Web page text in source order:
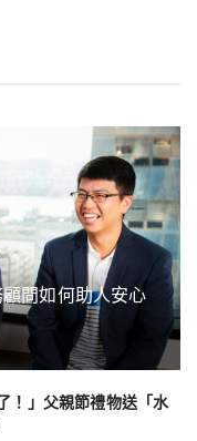
問如何助人安心
！」父親節禮物送「水